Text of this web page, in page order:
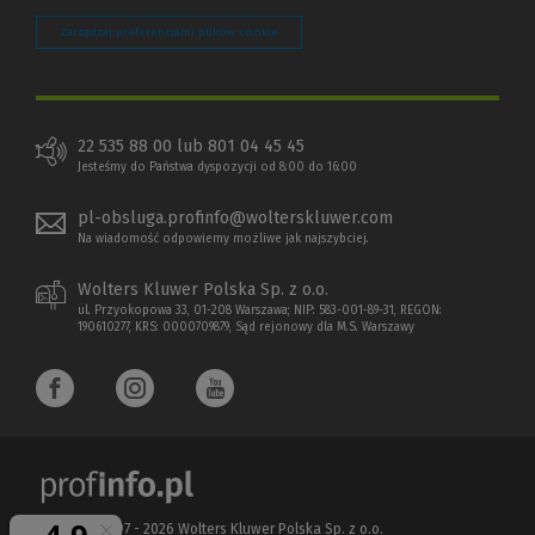
Zarządzaj preferencjami plików cookie
22 535 88 00 lub 801 04 45 45
Jesteśmy do Państwa dyspozycji od 8:00 do 16:00
pl-obsluga.profinfo@wolterskluwer.com
Na wiadomość odpowiemy możliwe jak najszybciej.
Wolters Kluwer Polska Sp. z o.o.
ul. Przyokopowa 33, 01-208 Warszawa; NIP: 583-001-89-31, REGON:
190610277, KRS: 0000709879, Sąd rejonowy dla M.S. Warszawy
Copyright 1997 - 2026 Wolters Kluwer Polska Sp. z o.o.